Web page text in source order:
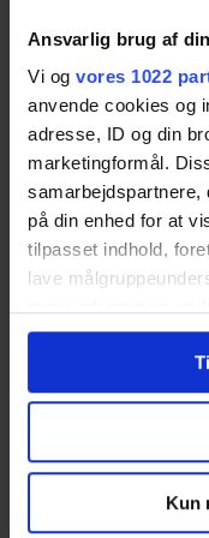
Ansvarlig brug af
Vi og vores 1022
anvende cookies og
adresse, ID og din
marketingformål.
samarbejdspartnere,
på din enhed for at
tilpasset indhold,
lave
persondatapolitik.
tilbage eller ændre
"Cookiedeklaration",
Hvis du tillader det,
Indsamle
Kun
Om
kompetent
for at sælge din
Vores dygtige
med alt fra salg af
landbrug og
uforpligtende og
og realistiske
bruge lang tid på at
norske IT-